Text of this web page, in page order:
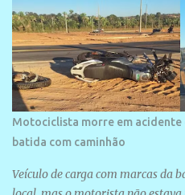
Motociclista morre em
batida com caminhão
Veículo de carga com marcas da